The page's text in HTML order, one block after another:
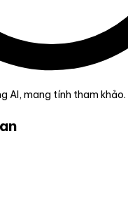
AI, mang tính tham khảo.